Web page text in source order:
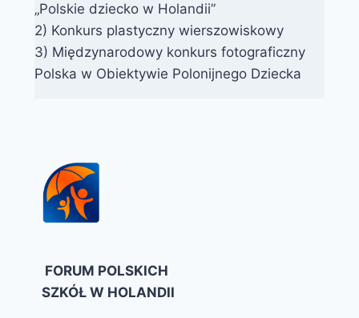
„Polskie dziecko w Holandii”
2) Konkurs plastyczny wierszowiskowy
3) Międzynarodowy konkurs fotograficzny
Polska w Obiektywie Polonijnego Dziecka
FORUM POLSKICH
SZKÓŁ W HOLANDII